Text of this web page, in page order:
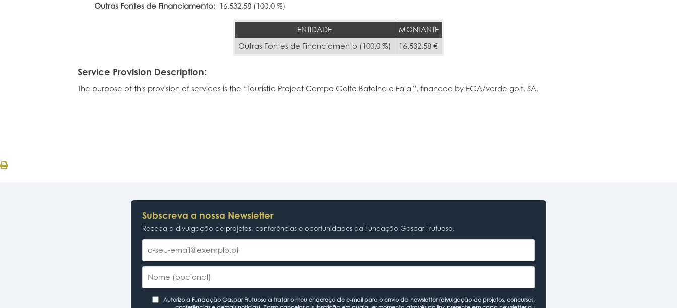
Outras Fontes de Financiamento: 16.532,58 (100.0 %)
ENTIDADE
MONTANTE
Outras Fontes de Financiamento (100.0 %)
16.532,58 €
Service Provision Description:
The purpose of this provision of services is the “Touristic Project Campo Golfe Batalha e Faial”, financed by EGA/verde golf, SA.
Subscreva a nossa Newsletter
Receba a divulgação de projetos, conferências e oportunidades da Fundação Gaspar Frutuoso.
Autorizo a Fundação Gaspar Frutuoso a tratar o meu endereço de e-mail para o envio da newsletter (divulgação de projetos, concursos,